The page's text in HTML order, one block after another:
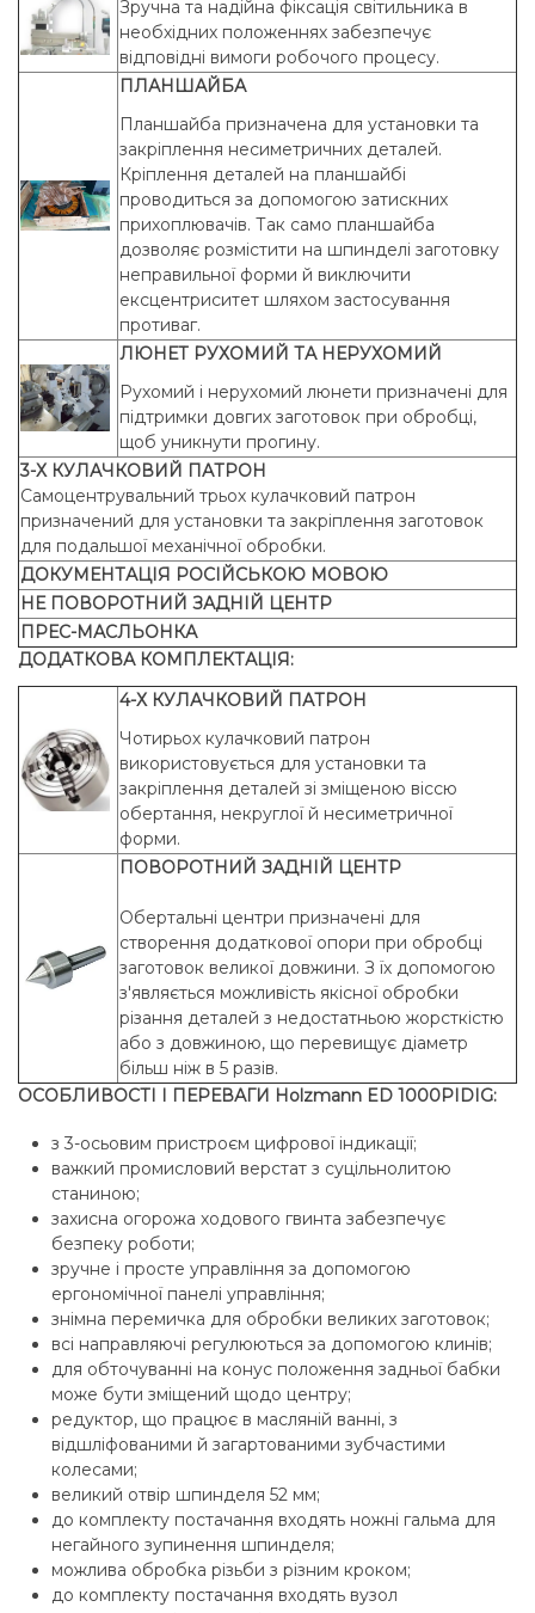
Зручна та надійна фіксація світильника в
необхідних положеннях забезпечує
відповідні вимоги робочого процесу.
ПЛАНШАЙБА
Планшайба призначена для установки та
закріплення несиметричних деталей.
Кріплення деталей на планшайбі
проводиться за допомогою затискних
прихоплювачів. Так само планшайба
дозволяє розмістити на шпинделі заготовку
неправильної форми й виключити
ексцентриситет шляхом застосування
противаг.
ЛЮНЕТ РУХОМИЙ ТА НЕРУХОМИЙ
Рухомий і нерухомий люнети призначені для
підтримки довгих заготовок при обробці,
щоб уникнути прогину.
3-Х КУЛАЧКОВИЙ ПАТРОН
Самоцентрувальний трьох кулачковий патрон
призначений для установки та закріплення заготовок
для подальшої механічної обробки.
ДОКУМЕНТАЦІЯ РОСІЙСЬКОЮ МОВОЮ
НЕ ПОВОРОТНИЙ ЗАДНІЙ ЦЕНТР
ПРЕС-МАСЛЬОНКА
ДОДАТКОВА КОМПЛЕКТАЦІЯ:
4-Х КУЛАЧКОВИЙ ПАТРОН
Чотирьох кулачковий патрон
використовується для установки та
закріплення деталей зі зміщеною віссю
обертання, некруглої й несиметричної
форми.
ПОВОРОТНИЙ ЗАДНІЙ ЦЕНТР
Обертальні центри призначені для
створення додаткової опори при обробці
заготовок великої довжини. З їх допомогою
з'являється можливість якісної обробки
різання деталей з недостатньою жорсткістю
або з довжиною, що перевищує діаметр
більш ніж в 5 разів.
ОСОБЛИВОСТІ І ПЕРЕВАГИ Holzmann ED 1000PIDIG:
з 3-осьовим пристроєм цифрової індикації;
важкий промисловий верстат з суцільнолитою
станиною;
захисна огорожа ходового гвинта забезпечує
безпеку роботи;
зручне і просте управління за допомогою
ергономічної панелі управління;
знімна перемичка для обробки великих заготовок;
всі направляючі регулюються за допомогою клинів;
для обточуванні на конус положення задньої бабки
може бути зміщений щодо центру;
редуктор, що працює в масляній ванні, з
відшліфованими й загартованими зубчастими
колесами;
великий отвір шпинделя 52 мм;
до комплекту постачання входять ножні гальма для
негайного зупинення шпинделя;
можлива обробка різьби з різним кроком;
до комплекту постачання входять вузол